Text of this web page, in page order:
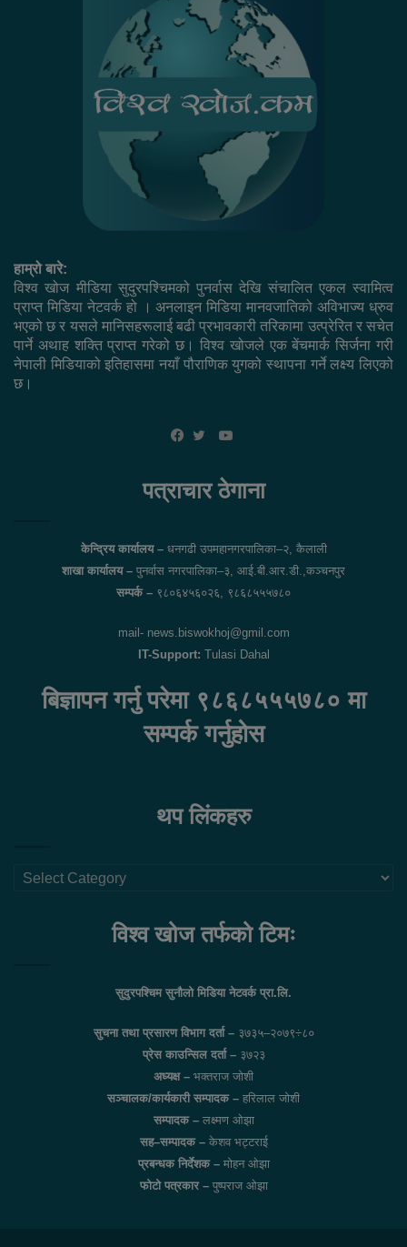
हाम्रो बारे:
विश्व खोज मीडिया सुदुरपश्चिमको पुनर्वास देखि संचालित एकल स्वामित्व
प्राप्त मिडिया नेटवर्क हो । अनलाइन मिडिया मानवजातिको अविभाज्य ध्रुव
भएको छ र यसले मानिसहरूलाई बढी प्रभावकारी तरिकामा उत्प्रेरित र सचेत
पार्ने अथाह शक्ति प्राप्त गरेको छ। विश्व खोजले एक बेंचमार्क सिर्जना गरी
नेपाली मिडियाको इतिहासमा नयाँ पौराणिक युगको स्थापना गर्ने लक्ष्य लिएको
छ।
YouTube
पत्राचार ठेगाना
केन्द्रिय कार्यालय –धनगढी उपमहानगरपालिका–२, कैलाली
शाखा कार्यालय – पुनर्वास नगरपालिका–३, आई.बी.आर.डी.,कञ्चनपुर
सम्पर्क – ९८०६४५६०२६, ९८६८५५५७८०
mail- news.biswokhoj@gmil.com
IT-Support: Tulasi Dahal
बिज्ञापन गर्नु परेमा ९८६८५५५७८० मा
सम्पर्क गर्नुहोस
थप लिंकहरु
थप
विश्व खोज तर्फको टिमः
सुदुरपश्चिम सुनौलो मिडिया नेटवर्क प्रा.लि.
सुचना तथा प्रसारण विभाग दर्ता – ३७३५–२०७९÷८०
प्रेस काउन्सिल दर्ता – ३७२३
अध्यक्ष – भक्तराज जोशी
सञ्चालक/कार्यकारी सम्पादक – हरिलाल जोशी
सम्पादक –लक्ष्मण ओझा
सह–सम्पादक –केशव भट्टराई
प्रबन्धक निर्देशक –मोहन ओझा
फोटो पत्रकार –पुष्पराज ओझा